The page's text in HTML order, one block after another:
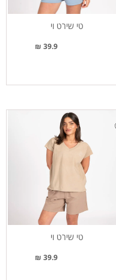
טי שירט וי
39.9 ₪
טי שירט וי
39.9 ₪